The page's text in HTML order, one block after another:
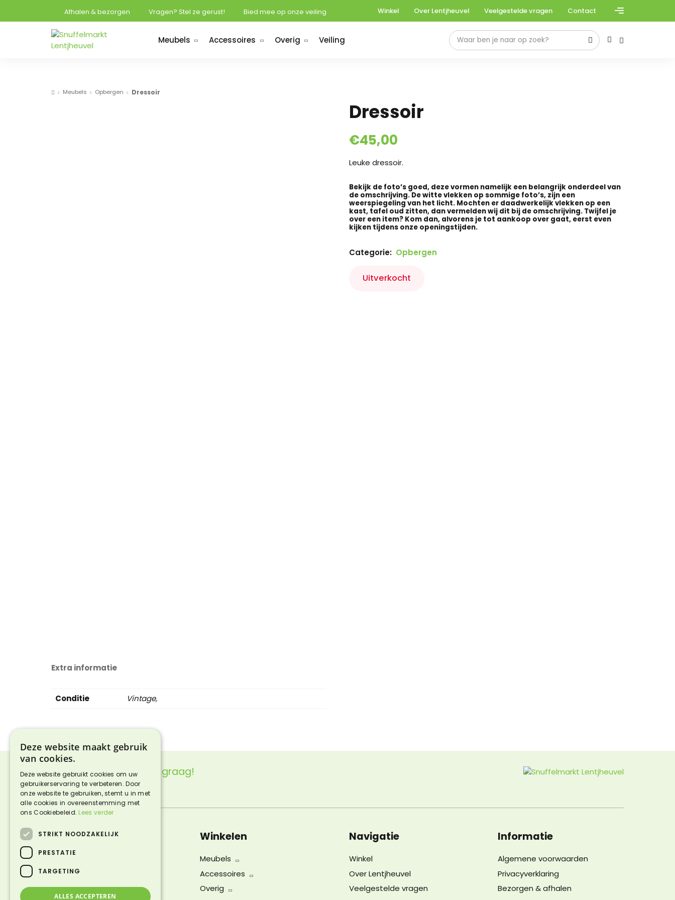
Afhalen & bezorgen Vragen? Stel ze gerust! Bied mee op onze veiling Winkel Over Lentjheuvel Veelgestelde vragen Contact
Meubels Accessoires Overig Veiling
Meubels Opbergen Dressoir
Dressoir
€45,00
Leuke dressoir.
Bekijk de foto’s goed, deze vormen namelijk een belangrijk onderdeel van
de omschrijving. De witte vlekken op sommige foto’s, zijn een
weerspiegeling van het licht. Mochten er daadwerkelijk vlekken op een
kast, tafel oud zitten, dan vermelden wij dit bij de omschrijving. Twijfel je
over een item? Kom dan, alvorens je tot aankoop over gaat, eerst even
kijken tijdens onze openingstijden.
Uitverkocht
Categorie: Opbergen
Extra informatie
Conditie Vintage,
Vragen?We helpen je graag!
Neem contact met ons op
Contactgegevens
Snuffelmarkt Lentjheuvel
Bokslootweg 1
Winkelen
Meubels
Accessoires
Overig
Navigatie
Winkel
Over Lentjheuvel
Veelgestelde vragen
Informatie
Algemene voorwaarden
Privacyverklaring
Bezorgen & afhalen
Deze website maakt gebruik
van cookies.
Deze website gebruikt cookies om uw
gebruikerservaring te verbeteren. Door
onze website te gebruiken, stemt u in met
alle cookies in overeenstemming met
ons Cookiebeleid. Lees verder
STRIKT NOODZAKELIJK
PRESTATIE
TARGETING
ALLES ACCEPTEREN